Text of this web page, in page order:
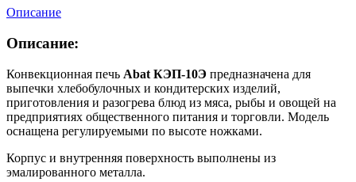
Описание
Описание:
Конвекционная печь Abat КЭП-10Э предназначена для
выпечки хлебобулочных и кондитерских изделий,
приготовления и разогрева блюд из мяса, рыбы и овощей на
предприятиях общественного питания и торговли. Модель
оснащена регулируемыми по высоте ножками.
Корпус и внутренняя поверхность выполнены из
эмалированного металла.